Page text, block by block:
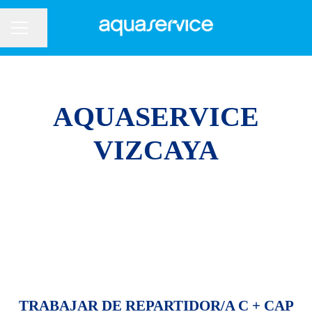
Compartir página
AQUASERVICE
VIZCAYA
TRABAJAR DE REPARTIDOR/A C + CAP